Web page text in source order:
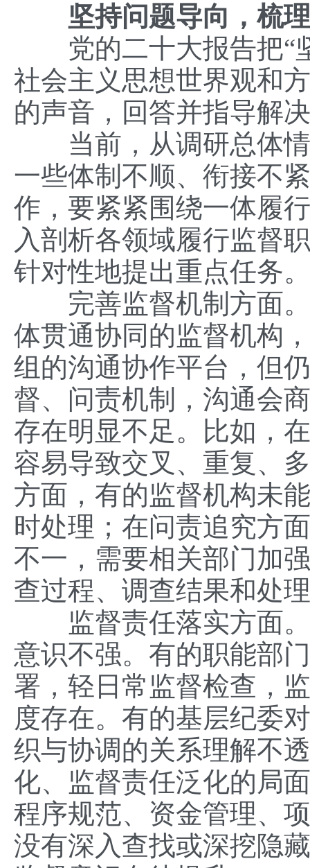
坚持问题导向，梳理
党的二十大报告把“
社会主义思想世界观和
的声音，回答并指导解
当前，从调研总体情
一些体制不顺、衔接不
作，要紧紧围绕一体履
入剖析各领域履行监督
针对性地提出重点任务。
完善监督机制方面。
体贯通协同的监督机构
组的沟通协作平台，但
督、问责机制，沟通会
存在明显不足。比如，
容易导致交叉、重复、
方面，有的监督机构未
时处理；在问责追究方
不一，需要相关部门加
查过程、调查结果和处
监督责任落实方面。
意识不强。有的职能部
署，轻日常监督检查，
度存在。有的基层纪委
织与协调的关系理解不
化、监督责任泛化的局
程序规范、资金管理、
没有深入查找或深挖隐